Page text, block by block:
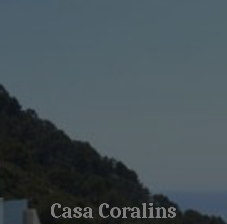
Casa Coralins